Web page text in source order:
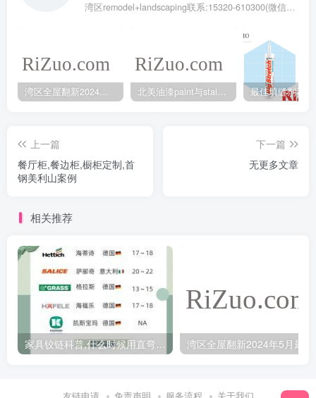
湾区remodel+landscaping联系:15320-610300(微信同号去掉-)
湾区全屋翻新2024年5月最新报价 北美油漆paint与stain的不同之处
上一篇
餐厅柜,餐边柜,橱柜定制,首
钢美利山案例
下一篇
无更多文章
相关推荐
家具铰链科普,什么时候用直弯,中弯,大弯铰链